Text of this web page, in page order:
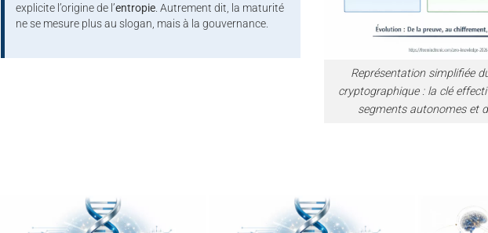
explicite l’origine de l’entropie. Autrement dit, la maturité
ne se mesure plus au slogan, mais à la gouvernance.
Représentation simplifiée
cryptographique : la clé
segments autonomes et